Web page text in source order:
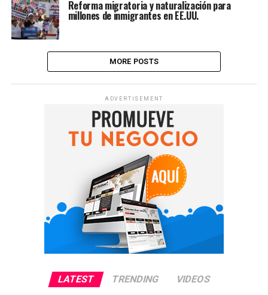
Reforma migratoria y naturalización para
millones de inmigrantes en EE.UU.
MORE POSTS
ADVERTISEMENT
LATEST TRENDING VIDEOS